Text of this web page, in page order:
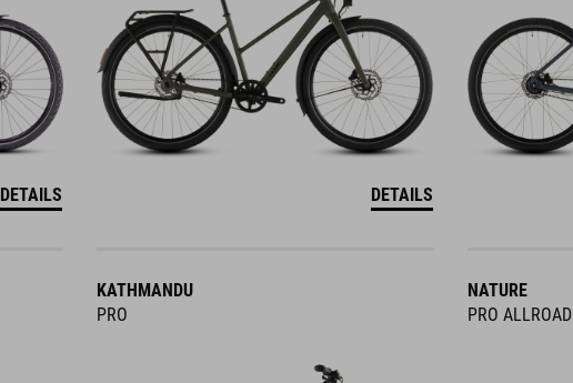
DETAILS DETAILS
KATHMANDU
PRO
NATURE
PRO ALLROAD